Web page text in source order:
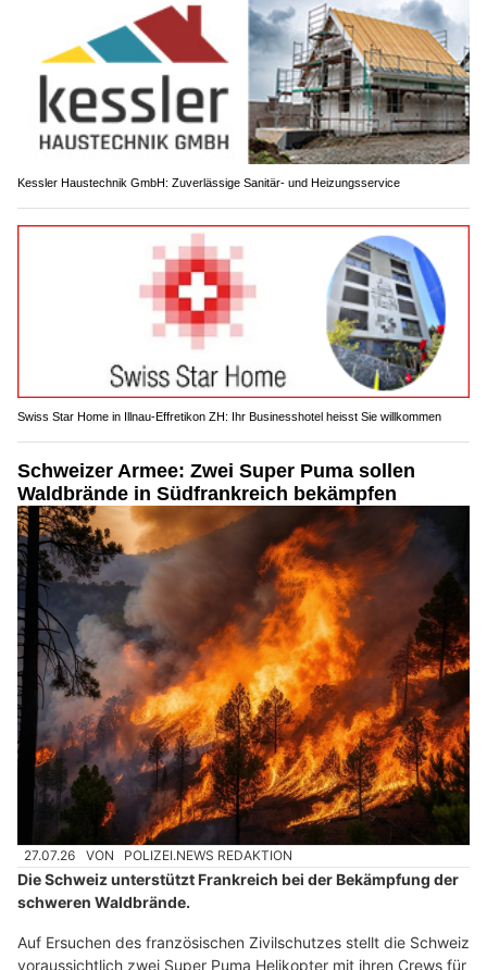
Kessler Haustechnik GmbH: Zuverlässige Sanitär- und Heizungsservice
Swiss Star Home in Illnau-Effretikon ZH: Ihr Businesshotel heisst Sie willkommen
Schweizer Armee: Zwei Super Puma sollen
Waldbrände in Südfrankreich bekämpfen
27.07.26 VON POLIZEI.NEWS REDAKTION
Die Schweiz unterstützt Frankreich bei der Bekämpfung der
schweren Waldbrände.
Auf Ersuchen des französischen Zivilschutzes stellt die Schweiz
voraussichtlich zwei Super Puma Helikopter mit ihren Crews für